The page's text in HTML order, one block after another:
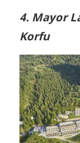
4. Mayor
Korfu